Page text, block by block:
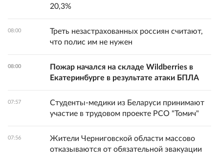
20,3%
08:00
Треть незастрахованных россиян считают,
что полис им не нужен
08:00
Пожар начался на складе Wildberries в
Екатеринбурге в результате атаки БПЛА
07:57
Студенты-медики из Беларуси принимают
участие в трудовом проекте РСО "Томич"
07:56
Жители Черниговской области массово
отказываются от обязательной эвакуации